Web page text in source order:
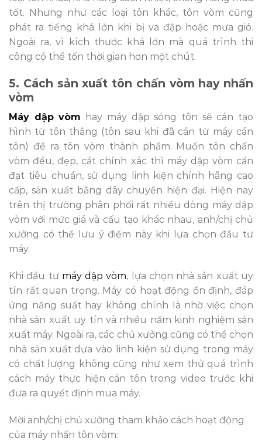
tốt. Nhưng như các loại tôn khác, tôn vòm cũng
phát ra tiếng khá lớn khi bị va đập hoặc mưa gió.
Ngoài ra, vì kích thước khá lớn mà quá trình thi
công có thể tốn thời gian hơn một chút.
5. Cách sản xuất tôn chấn vòm hay nhấn
vòm
Máy dập vòm hay máy dập sóng tôn sẽ cán tạo
hình từ tôn thẳng (tôn sau khi đã cán từ máy cán
tôn) để ra tôn vòm thành phẩm. Muốn tôn chấn
vòm đều, đẹp, cắt chính xác thì máy dập vòm cần
đạt tiêu chuẩn, sử dụng linh kiện chính hãng cao
cấp, sản xuất bằng dây chuyền hiện đại. Hiện nay
trên thị trường phân phối rất nhiều dòng máy dập
vòm với mức giá và cấu tạo khác nhau, anh/chị chủ
xưởng có thể lưu ý điểm này khi lựa chọn đầu tư
máy.
Khi đầu tư máy dập vòm, lựa chọn nhà sản xuất uy
tín rất quan trọng. Máy có hoạt động ổn định, đáp
ứng năng suất hay không chính là nhờ việc chọn
nhà sản xuất uy tín và nhiều năm kinh nghiệm sản
xuất máy. Ngoài ra, các chủ xưởng cũng có thể chọn
nhà sản xuất dựa vào linh kiện sử dụng trong máy
có chất lượng không cũng như xem thử quá trình
cách máy thực hiện cán tôn trong video trước khi
đưa ra quyết định mua máy.
Mời anh/chị chủ xưởng tham khảo cách hoạt động
của máy nhấn tôn vòm: